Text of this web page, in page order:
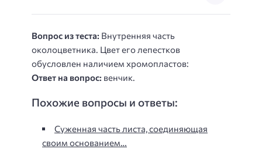
Вопрос из теста: Внутренняя часть
околоцветника. Цвет его лепестков
обусловлен наличием хромопластов:
Ответ на вопрос: венчик.
Похожие вопросы и ответы:
Суженная часть листа, соединяющая
своим основанием…